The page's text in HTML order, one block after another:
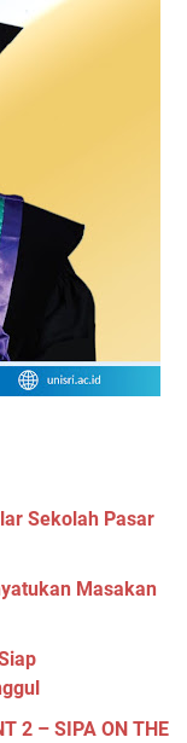
Sekolah Pasar
Masakan
2 – SIPA ON THE